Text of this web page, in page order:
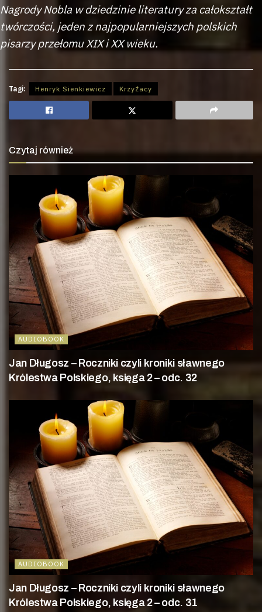
Nagrody Nobla w dziedzinie literatury za całokształt
twórczości, jeden z najpopularniejszych polskich
pisarzy przełomu XIX i XX wieku.
Tagi: Henryk Sienkiewicz Krzyżacy
Czytaj również
AUDIOBOOK
Jan Długosz – Roczniki czyli kroniki sławnego
Królestwa Polskiego, księga 2 – odc. 32
AUDIOBOOK
Jan Długosz – Roczniki czyli kroniki sławnego
Królestwa Polskiego, księga 2 – odc. 31